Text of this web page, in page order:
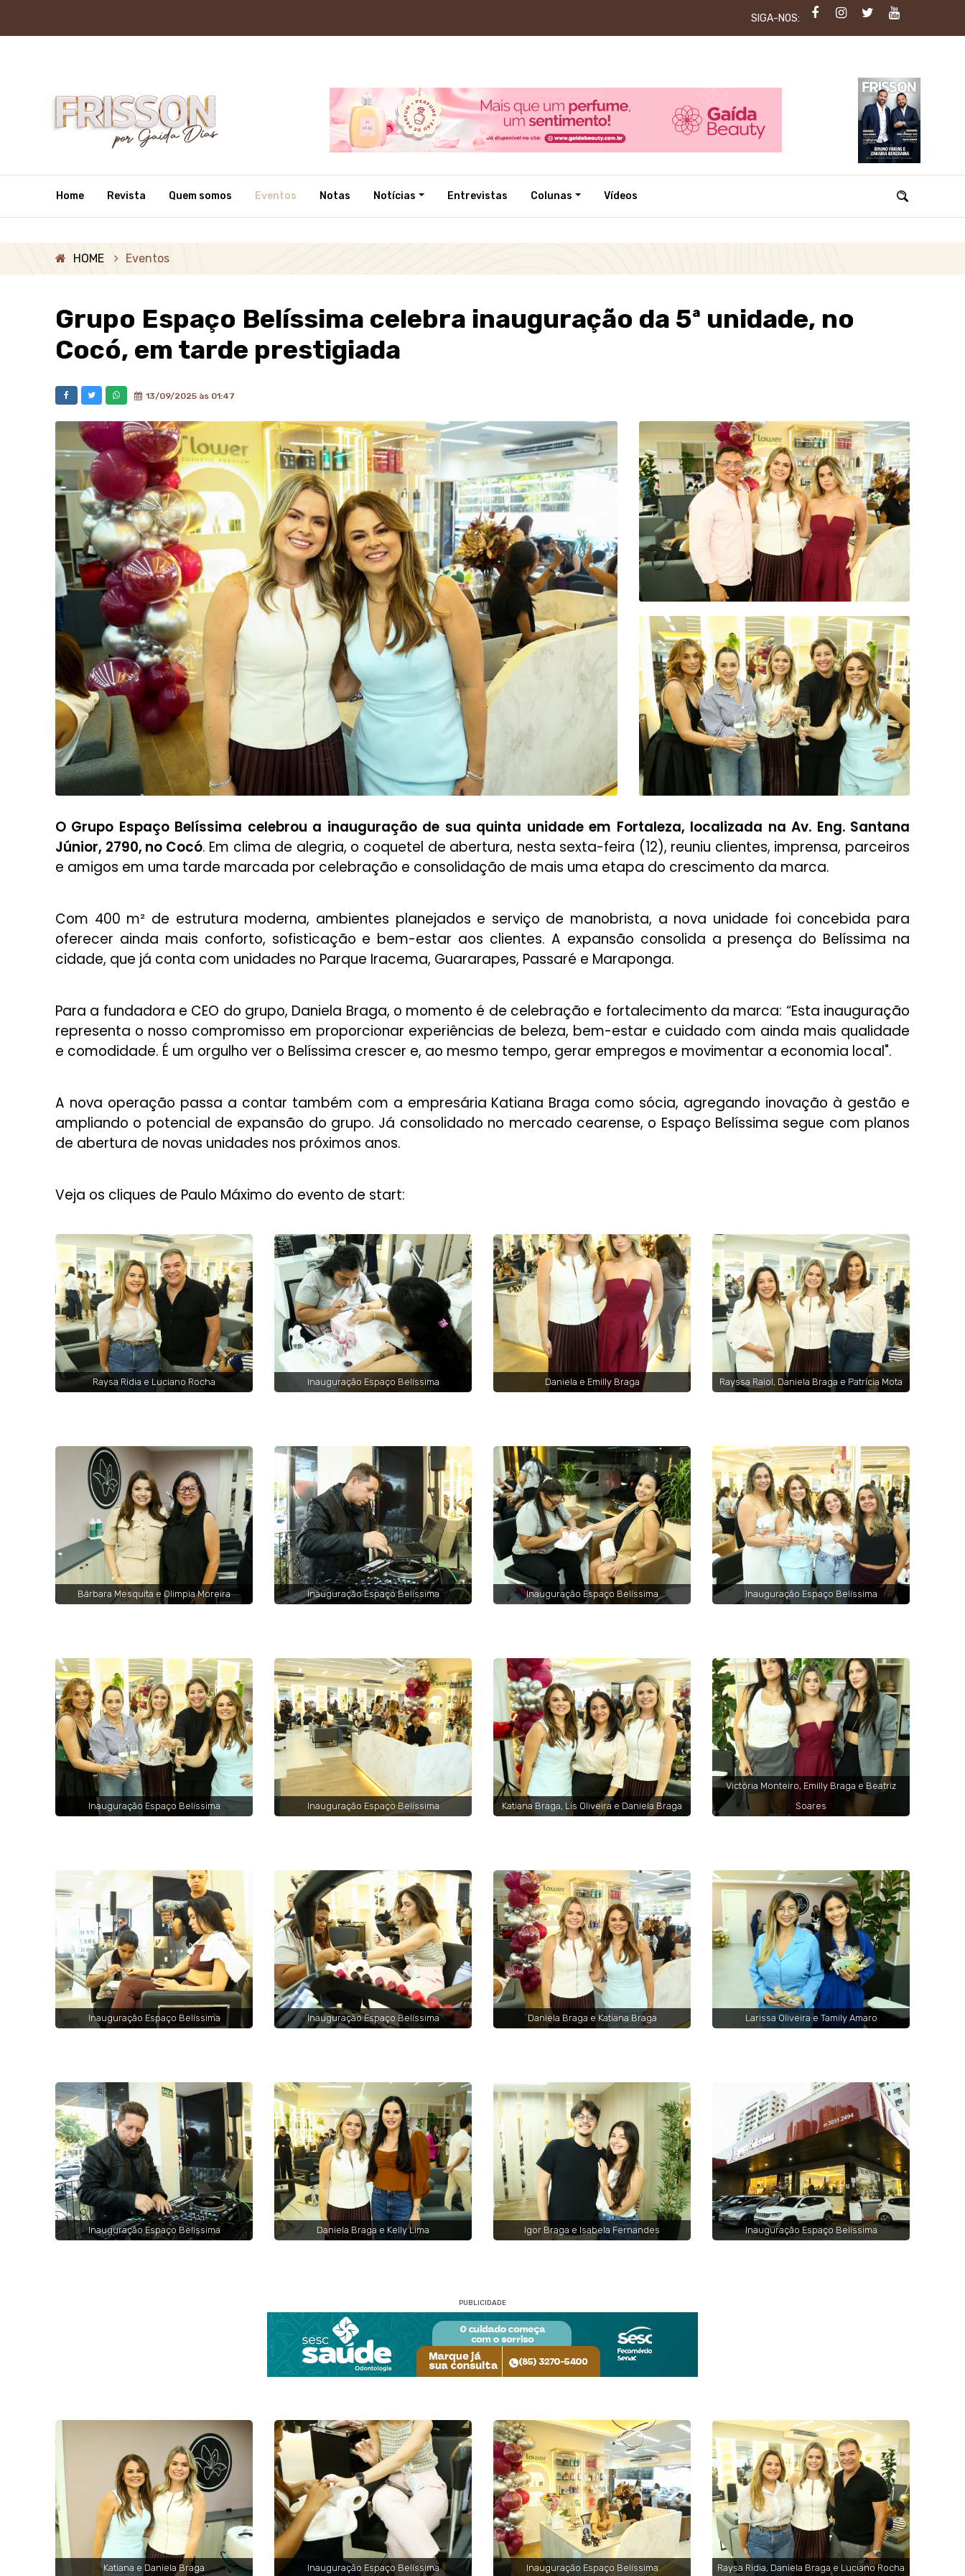
SIGA-NOS:
Home Revista Quem somos Eventos Notas Notícias Entrevistas Colunas Vídeos
HOME Eventos
Grupo Espaço Belíssima celebra inauguração da 5ª unidade, no
Cocó, em tarde prestigiada
13/09/2025 às 01:47
O Grupo Espaço Belíssima celebrou a inauguração de sua quinta unidade em Fortaleza, localizada na Av. Eng. Santana
Júnior, 2790, no Cocó. Em clima de alegria, o coquetel de abertura, nesta sexta-feira (12), reuniu clientes, imprensa, parceiros
e amigos em uma tarde marcada por celebração e consolidação de mais uma etapa do crescimento da marca.
Com 400 m² de estrutura moderna, ambientes planejados e serviço de manobrista, a nova unidade foi concebida para
oferecer ainda mais conforto, sofisticação e bem-estar aos clientes. A expansão consolida a presença do Belíssima na
cidade, que já conta com unidades no Parque Iracema, Guararapes, Passaré e Maraponga.
Para a fundadora e CEO do grupo, Daniela Braga, o momento é de celebração e fortalecimento da marca: “Esta inauguração
representa o nosso compromisso em proporcionar experiências de beleza, bem-estar e cuidado com ainda mais qualidade
e comodidade. É um orgulho ver o Belíssima crescer e, ao mesmo tempo, gerar empregos e movimentar a economia local".
A nova operação passa a contar também com a empresária Katiana Braga como sócia, agregando inovação à gestão e
ampliando o potencial de expansão do grupo. Já consolidado no mercado cearense, o Espaço Belíssima segue com planos
de abertura de novas unidades nos próximos anos.
Veja os cliques de Paulo Máximo do evento de start:
Raysa Ridia e Luciano Rocha Inauguração Espaço Belíssima Daniela e Emilly Braga Rayssa Raiol, Daniela Braga e Patrícia Mota
Bárbara Mesquita e Olimpia Moreira Inauguração Espaço Belíssima Inauguração Espaço Belíssima Inauguração Espaço Belíssima
Inauguração Espaço Belíssima Inauguração Espaço Belíssima Katiana Braga, Lis Oliveira e Daniela Braga
Victória Monteiro, Emilly Braga e Beatriz
Soares
Inauguração Espaço Belíssima Inauguração Espaço Belíssima Daniela Braga e Katiana Braga Larissa Oliveira e Tamily Amaro
Inauguração Espaço Belíssima Daniela Braga e Kelly Lima Igor Braga e Isabela Fernandes Inauguração Espaço Belíssima
PUBLICIDADE
Katiana e Daniela Braga Inauguração Espaço Belíssima Inauguração Espaço Belíssima Raysa Ridia, Daniela Braga e Luciano Rocha